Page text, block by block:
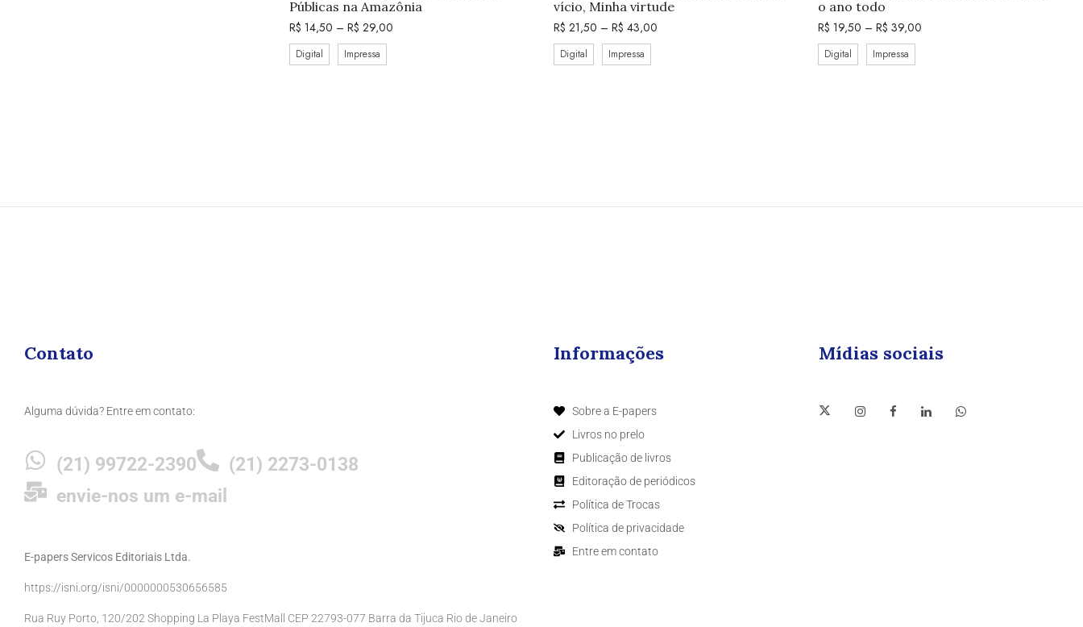
Públicas na Amazônia
R$ 14,50 – R$ 29,00
Digital Impressa
vício, Minha virtude
R$ 21,50 – R$ 43,00
Digital Impressa
o ano todo
R$ 19,50 – R$ 39,00
Digital Impressa
Contato
Alguma dúvida? Entre em contato:
(21) 99722-2390
(21) 2273-0138
envie-nos um e-mail
E-papers Servicos Editoriais Ltda.
https://isni.org/isni/0000000530656585
Rua Ruy Porto, 120/202 Shopping La Playa FestMall CEP 22793-077 Barra da Tijuca Rio de Janeiro
Informações
Sobre a E-papers
Livros no prelo
Publicação de livros
Editoração de periódicos
Política de Trocas
Política de privacidade
Entre em contato
Mídias sociais